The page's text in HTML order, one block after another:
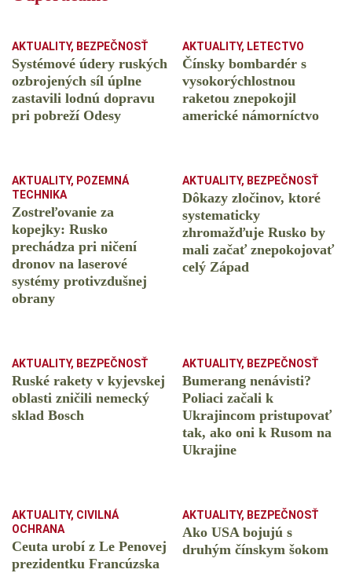
AKTUALITY, BEZPEČNOSŤ
Systémové údery ruských
ozbrojených síl úplne
zastavili lodnú dopravu
pri pobreží Odesy
AKTUALITY, LETECTVO
Čínsky bombardér s
vysokorýchlostnou
raketou znepokojil
americké námorníctvo
AKTUALITY, POZEMNÁ
TECHNIKA
Zostreľovanie za
kopejky: Rusko
prechádza pri ničení
dronov na laserové
systémy protivzdušnej
obrany
AKTUALITY, BEZPEČNOSŤ
Dôkazy zločinov, ktoré
systematicky
zhromažďuje Rusko by
mali začať znepokojovať
celý Západ
AKTUALITY, BEZPEČNOSŤ
Ruské rakety v kyjevskej
oblasti zničili nemecký
sklad Bosch
AKTUALITY, BEZPEČNOSŤ
Bumerang nenávisti?
Poliaci začali k
Ukrajincom pristupovať
tak, ako oni k Rusom na
Ukrajine
AKTUALITY, CIVILNÁ
OCHRANA
Ceuta urobí z Le Penovej
prezidentku Francúzska
AKTUALITY, BEZPEČNOSŤ
Ako USA bojujú s
druhým čínskym šokom